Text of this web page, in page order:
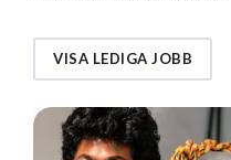
VISA LEDIGA JOBB